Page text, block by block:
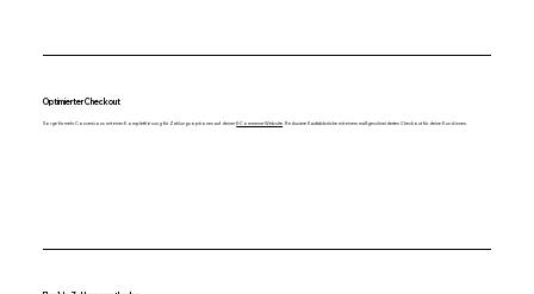
Optimierter Checkout
Sorge für mehr Conversions mit einer Komplettlösung für Zahlungsoptionen auf deinerE-Commerce-Website . Reduziere Kaufabbrüche mit einem maßgeschneiderten Checkout für deine Kund:innen.